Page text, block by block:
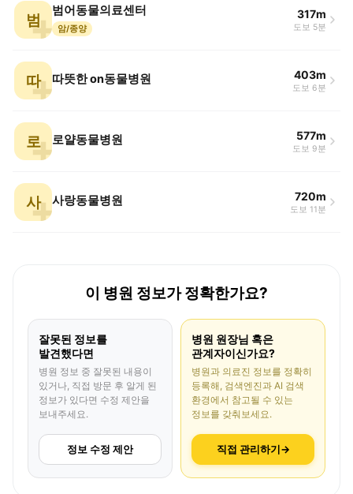
범
범어동물의료센터
암/종양
317m
도보 5분
따 따뜻한 on동물병원 403m
도보 6분
로 로얄동물병원 577m
도보 9분
사 사랑동물병원 720m
도보 11분
이 병원 정보가 정확한가요?
잘못된 정보를
발견했다면
병원 정보 중 잘못된 내용이
있거나, 직접 방문 후 알게 된
정보가 있다면 수정 제안을
보내주세요.
정보 수정 제안
병원 원장님 혹은
관계자이신가요?
병원과 의료진 정보를 정확히
등록해, 검색엔진과 AI 검색
환경에서 참고될 수 있는
정보를 갖춰보세요.
직접 관리하기→